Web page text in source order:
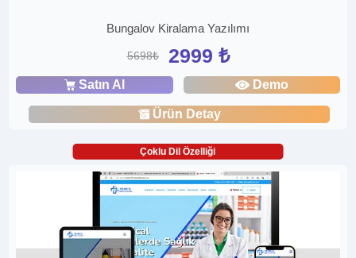
Bungalov Kiralama Yazılımı
5698₺ 2999 ₺
Satın Al Demo
Ürün Detay
Çoklu Dil Özelliği